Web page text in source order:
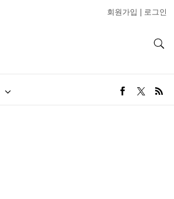
회원가입 로그인